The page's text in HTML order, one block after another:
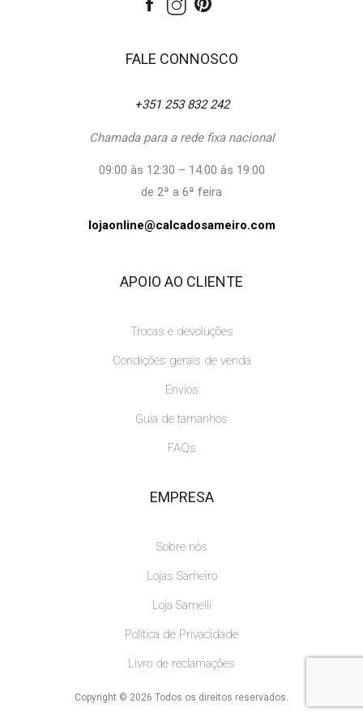
FALE CONNOSCO
+351 253 832 242
Chamada para a rede fixa nacional
09:00 às 12:30 – 14:00 às 19:00
de 2ª a 6ª feira
lojaonline@calcadosameiro.com
APOIO AO CLIENTE
Trocas e devoluções
Condições gerais de venda
Envios
Guia de tamanhos
FAQs
EMPRESA
Sobre nós
Lojas Sameiro
Loja Samelli
Política de Privacidade
Livro de reclamações
Copyright © 2026 Todos os direitos reservados.